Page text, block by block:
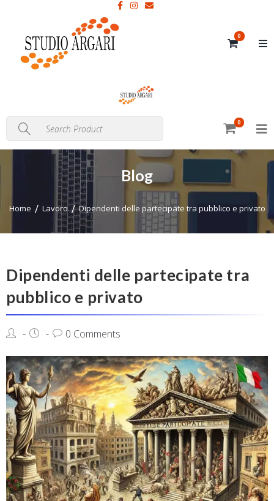
0
0
Blog
Home Lavoro Dipendenti delle partecipate tra pubblico e privato
Dipendenti delle partecipate tra
pubblico e privato
0 Comments